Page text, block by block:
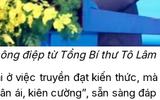
điệp từ Tổng Bí thư Tô Lâm
việc truyền đạt kiến thức,
ái, kiên cường”, sẵn sàng